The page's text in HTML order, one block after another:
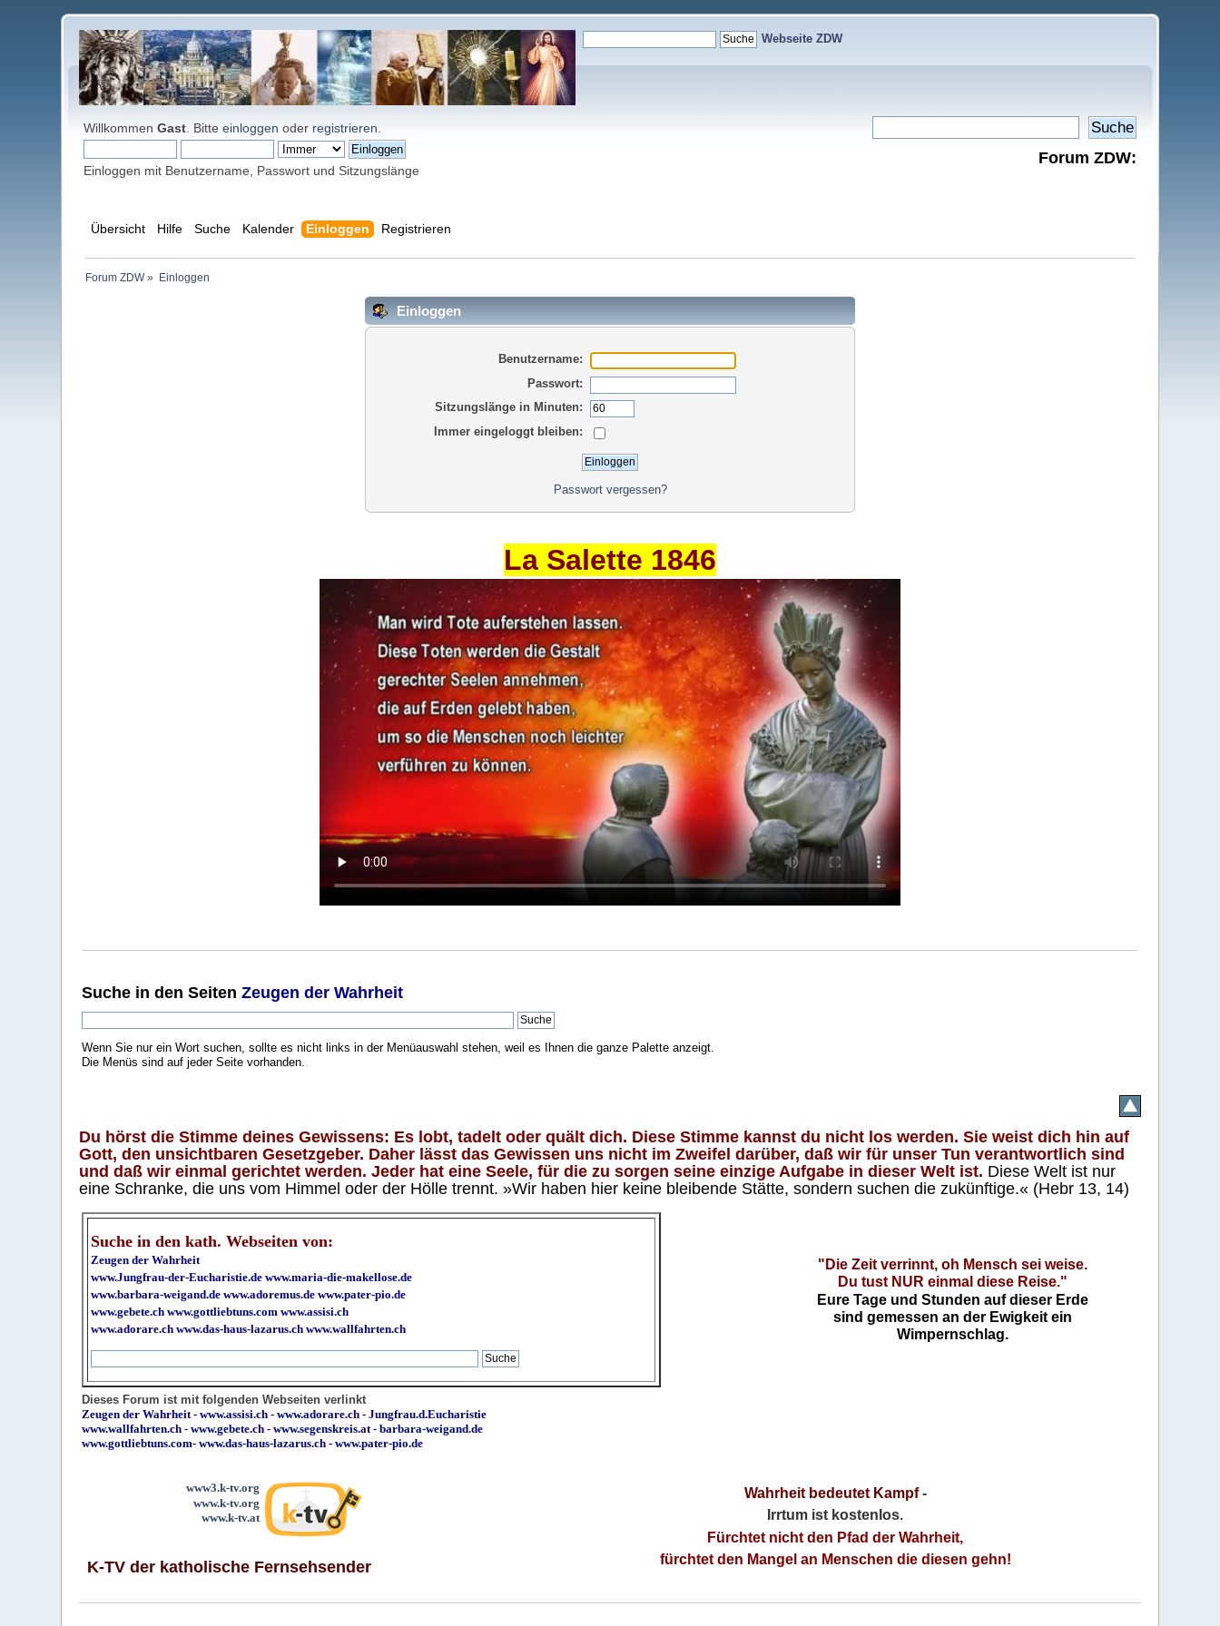
Webseite ZDW
WillkommenGast . Bitteeinloggen oder registrieren
Einloggen mit Benutzername, Passwort und Sitzungslänge
Forum ZDW:
Übersicht Hilfe Suche Kalender Einloggen Registrieren
Forum ZDW» Einloggen
Einloggen
Benutzername:
Passwort:
Sitzungslänge in Minuten:
Immer eingeloggt bleiben:
Passwort vergessen?
La Salette 1846
Suche in den SeitenZeugen der Wahrheit
Wenn Sie nur ein Wort suchen, sollte es nicht links in der Menüauswahl stehen, weil es Ihnen die ganze Palette anzeigt.
Die Menüs sind auf jeder Seite vorhanden.
Du hörst die Stimme deines Gewissens: Es lobt, tadelt oder quält dich. Diese Stimme kannst du nicht los werden. Sie weist dich hin auf
Gott, den unsichtbaren Gesetzgeber. Daher lässt das Gewissen uns nicht im Zweifel darüber, daß wir für unser Tun verantwortlich sind
und daß wir einmal gerichtet werden. Jeder hat eine Seele, für die zu sorgen seine einzige Aufgabe in dieser Welt ist. Diese Welt ist nur
eine Schranke, die uns vom Himmel oder der Hölle trennt. »Wir haben hier keine bleibende Stätte, sondern suchen die zukünftige.« (Hebr 13, 14)
Suche in den kath. Webseiten von:
Zeugen der Wahrheit
www.Jungfrau-der-Eucharistie.de www.maria-die-makellose.de
www.barbara-weigand.de www.adoremus.de www.pater-pio.de
www.gebete.ch www.gottliebtuns.com www.assisi.ch
www.adorare.ch www.das-haus-lazarus.ch www.wallfahrten.ch
"Die Zeit verrinnt, oh Mensch sei weise.
Du tust NUR einmal diese Reise."
Eure Tage und Stunden auf dieser Erde
sind gemessen an der Ewigkeit ein
Wimpernschlag.
Dieses Forum ist mit folgenden Webseiten verlinkt
Zeugen der Wahrheit -www.assisi.ch -www.adorare.ch -Jungfrau.d.Eucharistie
www.wallfahrten.ch -www.gebete.ch -www.segenskreis.at -barbara-weigand.de
www.gottliebtuns.com-www.das-haus-lazarus.ch - www.pater-pio.de
www3.k-tv.org
www.k-tv.org
www.k-tv.at
K-TV der katholische Fernsehsender
Wahrheit bedeutet Kampf-
Irrtum ist kostenlos.
Fürchtet nicht den Pfad der Wahrheit,
fürchtet den Mangel an Menschen die diesen gehn!